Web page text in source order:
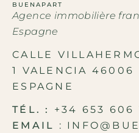
BUENAPART
Agence immobilière
Espagne
CALLE
1 VALENCIA 46006
ESPAGNE
TÉL. :
+34 653 606
EMAIL
: